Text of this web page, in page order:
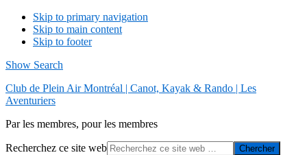
Skip to primary navigation
Skip to main content
Skip to footer
Show Search
Club de Plein Air Montréal | Canot, Kayak & Rando | Les
Aventuriers
Par les membres, pour les membres
Recherchez ce site web